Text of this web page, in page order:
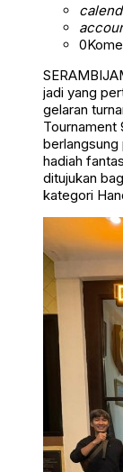
0
jadi yang
gelaran
Tournament
berlangsung
hadiah
ditujukan
kategori